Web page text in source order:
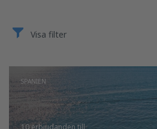
Visa filter
SPANIEN
10 erbjudanden till